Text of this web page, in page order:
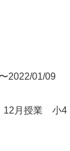
2022/01/09
月授業 小